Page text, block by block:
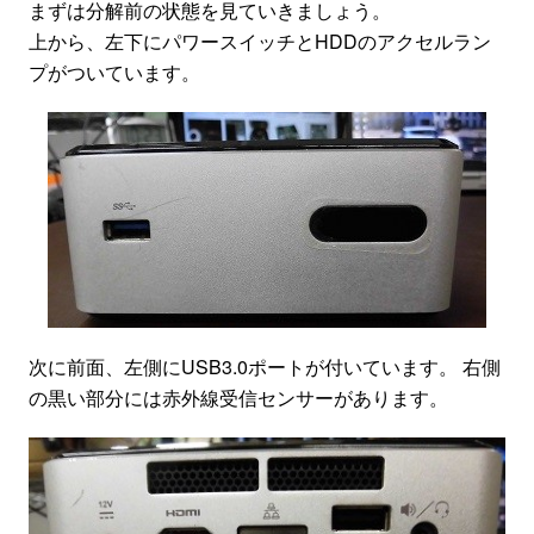
まずは分解前の状態を見ていきましょう。
上から、左下にパワースイッチとHDDのアクセルラン
プがついています。
次に前面、左側にUSB3.0ポートが付いています。 右側
の黒い部分には赤外線受信センサーがあります。